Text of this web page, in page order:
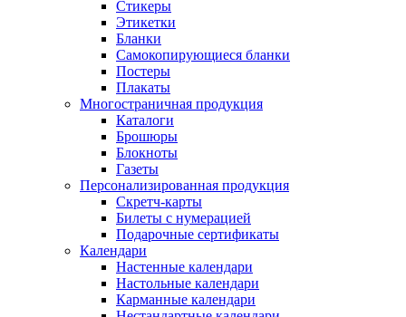
Стикеры
Этикетки
Бланки
Самокопирующиеся бланки
Постеры
Плакаты
Многостраничная продукция
Каталоги
Брошюры
Блокноты
Газеты
Персонализированная продукция
Скретч-карты
Билеты с нумерацией
Подарочные сертификаты
Календари
Настенные календари
Настольные календари
Карманные календари